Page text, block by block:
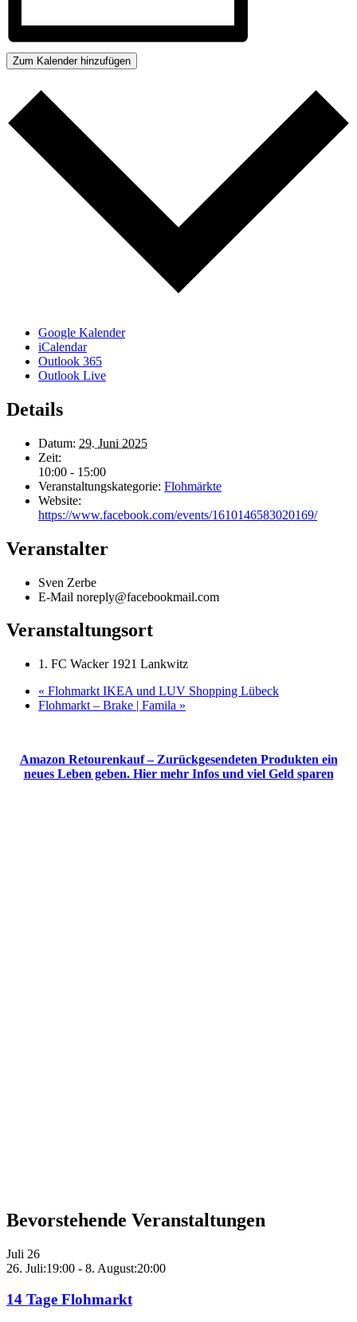
Zum Kalender hinzufügen
Google Kalender
iCalendar
Outlook 365
Outlook Live
Details
Datum: 29. Juni 2025
Zeit:
10:00 - 15:00
Veranstaltungskategorie: Flohmärkte
Website:
https://www.facebook.com/events/1610146583020169/
Veranstalter
Sven Zerbe
E-Mail noreply@facebookmail.com
Veranstaltungsort
1. FC Wacker 1921 Lankwitz
« Flohmarkt IKEA und LUV Shopping Lübeck
Flohmarkt – Brake | Famila »
Amazon Retourenkauf – Zurückgesendeten Produkten ein
neues Leben geben. Hier mehr Infos und viel Geld sparen
Bevorstehende Veranstaltungen
Juli 26
26. Juli:19:00 - 8. August:20:00
14 Tage Flohmarkt